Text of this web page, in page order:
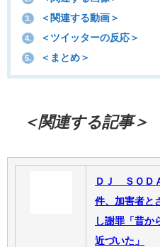
3. ＜関連する動画＞
4. ＜ツイッターの反応＞
5. ＜まとめ＞
＜関連する記事＞
ＤＪ ＳＯＤ
件、加害者と
し謝罪「昔か
近づいた」